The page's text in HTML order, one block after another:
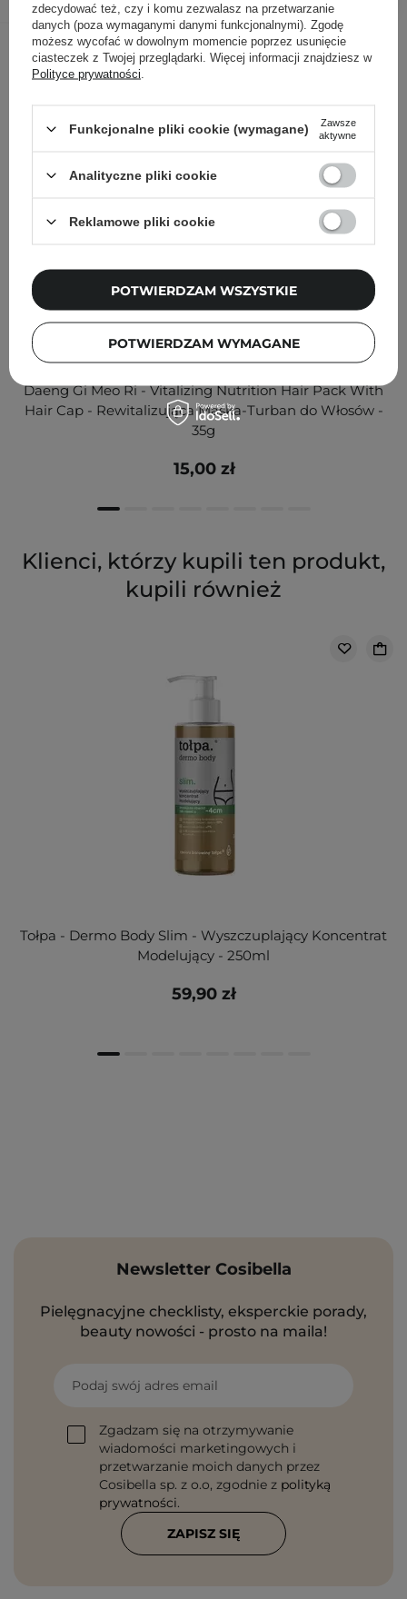
Inni klienci sprawdzali również
Daeng Gi Meo Ri - Vitalizing Nutrition Hair Pack With
Hair Cap - Rewitalizująca Maska-Turban do Włosów -
35g
15,00 zł
Klienci, którzy kupili ten produkt,
kupili również
Tołpa - Dermo Body Slim - Wyszczuplający Koncentrat
Modelujący - 250ml
59,90 zł
Newsletter Cosibella
Pielęgnacyjne checklisty, eksperckie porady,
beauty nowości - prosto na maila!
Podaj swój adres email
Zgadzam się na otrzymywanie
wiadomości marketingowych i
przetwarzanie moich danych przez
Cosibella sp. z o.o, zgodnie z polityką
prywatności.
ZAPISZ SIĘ
zdecydować też, czy i komu zezwalasz na przetwarzanie
danych (poza wymaganymi danymi funkcjonalnymi). Zgodę
możesz wycofać w dowolnym momencie poprzez usunięcie
ciasteczek z Twojej przeglądarki. Więcej informacji znajdziesz w
Polityce prywatności
Funkcjonalne pliki cookie (wymagane)
Zawsze
aktywne
Analityczne pliki cookie
Reklamowe pliki cookie
POTWIERDZAM WYMAGANE
POTWIERDZAM WSZYSTKIE